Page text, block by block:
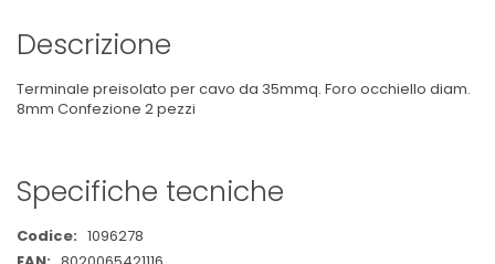
Descrizione
Terminale preisolato per cavo da 35mmq. Foro occhiello diam.
8mm Confezione 2 pezzi
Specifiche tecniche
Maggiori
Informazioni
1096278